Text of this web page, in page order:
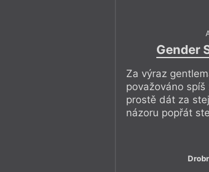
Gender
Za výraz
považováno
prostě dát za
názoru popřát